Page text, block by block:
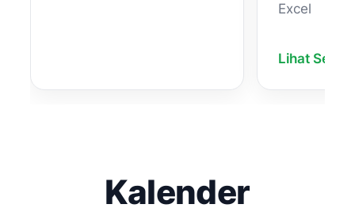
Excel
Lihat
Kalender